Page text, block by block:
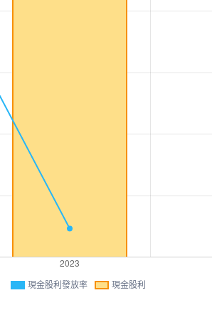
現金股利發放率 現金股利